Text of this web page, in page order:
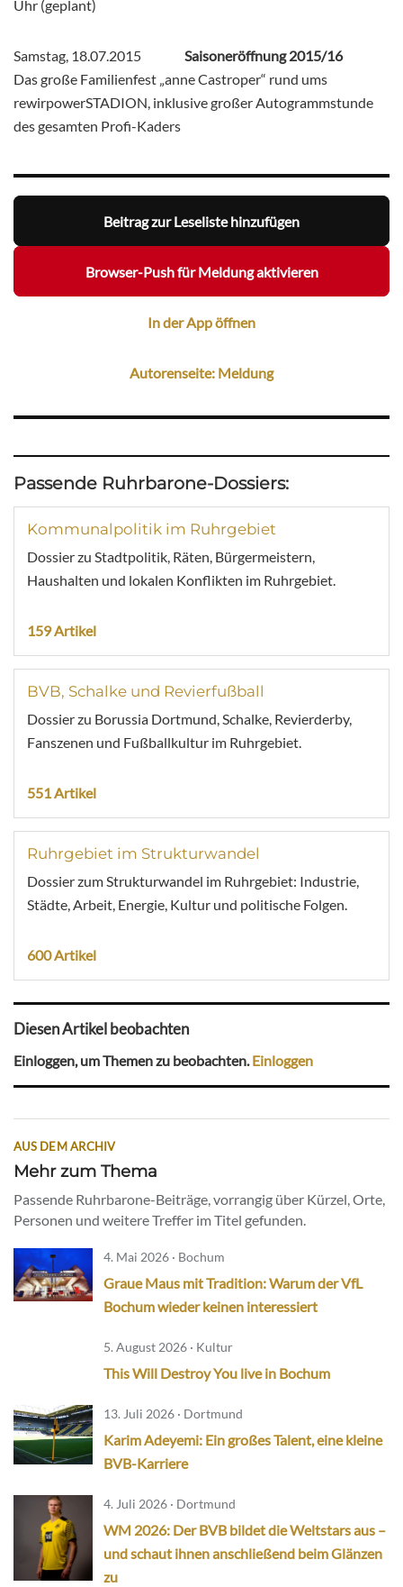
Uhr (geplant)
Samstag, 18.07.2015 Saisoneröffnung 2015/16
Das große Familienfest „anne Castroper“ rund ums
rewirpowerSTADION, inklusive großer Autogrammstunde
des gesamten Profi-Kaders
Beitrag zur Leseliste hinzufügen
Browser-Push für Meldung aktivieren
In der App öffnen
Autorenseite: Meldung
Passende Ruhrbarone-Dossiers:
Kommunalpolitik im Ruhrgebiet
Dossier zu Stadtpolitik, Räten, Bürgermeistern,
Haushalten und lokalen Konflikten im Ruhrgebiet.
159 Artikel
BVB, Schalke und Revierfußball
Dossier zu Borussia Dortmund, Schalke, Revierderby,
Fanszenen und Fußballkultur im Ruhrgebiet.
551 Artikel
Ruhrgebiet im Strukturwandel
Dossier zum Strukturwandel im Ruhrgebiet: Industrie,
Städte, Arbeit, Energie, Kultur und politische Folgen.
600 Artikel
Diesen Artikel beobachten
Einloggen, um Themen zu beobachten.Einloggen
AUS DEM ARCHIV
Mehr zum Thema
Passende Ruhrbarone-Beiträge, vorrangig über Kürzel, Orte,
Personen und weitere Treffer im Titel gefunden.
4. Mai 2026 · Bochum
Graue Maus mit Tradition: Warum der VfL
Bochum wieder keinen interessiert
5. August 2026 · Kultur
This Will Destroy You live in Bochum
13. Juli 2026 · Dortmund
Karim Adeyemi: Ein großes Talent, eine kleine
BVB-Karriere
4. Juli 2026 · Dortmund
WM 2026: Der BVB bildet die Weltstars aus –
und schaut ihnen anschließend beim Glänzen
zu